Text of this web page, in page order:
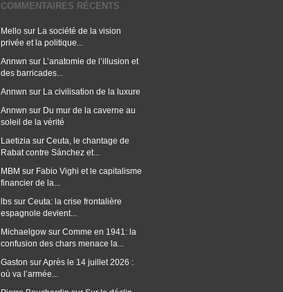
COMMENTAIRES RÉCENTS
Mello sur La société de la vision
privée et la politique...
Annwn sur L’anatomie de l’illusion et
des barricades...
Annwn sur La civilisation de la luxure
Annwn sur Du mur de la caverne au
soleil de la vérité
Laetizia sur Ceuta, le chantage de
Rabat contre Sánchez et...
MBM sur Fabio Vighi et le capitalisme
financier de la...
lbs sur Ceuta: la crise frontalière
espagnole devient...
Michaelgow sur Comme en 1941: la
confusion des chars menace la...
Gaston surAprès le 14 juillet 2026 :
où va l’armée...